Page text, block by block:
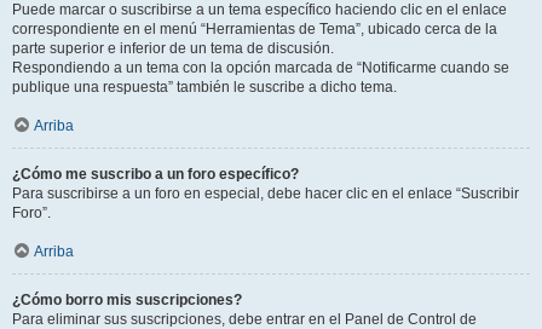
Puede marcar o suscribirse a un tema específico haciendo clic en el enlace
correspondiente en el menú “Herramientas de Tema”, ubicado cerca de la
parte superior e inferior de un tema de discusión.
Respondiendo a un tema con la opción marcada de “Notificarme cuando se
publique una respuesta” también le suscribe a dicho tema.
Arriba
¿Cómo me suscribo a un foro específico?
Para suscribirse a un foro en especial, debe hacer clic en el enlace “Suscribir
Foro”.
Arriba
¿Cómo borro mis suscripciones?
Para eliminar sus suscripciones, debe entrar en el Panel de Control de